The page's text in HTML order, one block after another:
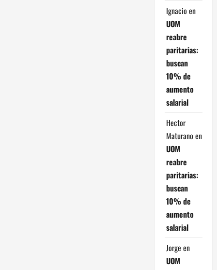
Ignacio en
UOM
reabre
paritarias:
buscan
10% de
aumento
salarial
Hector
Maturano en
UOM
reabre
paritarias:
buscan
10% de
aumento
salarial
Jorge en
UOM